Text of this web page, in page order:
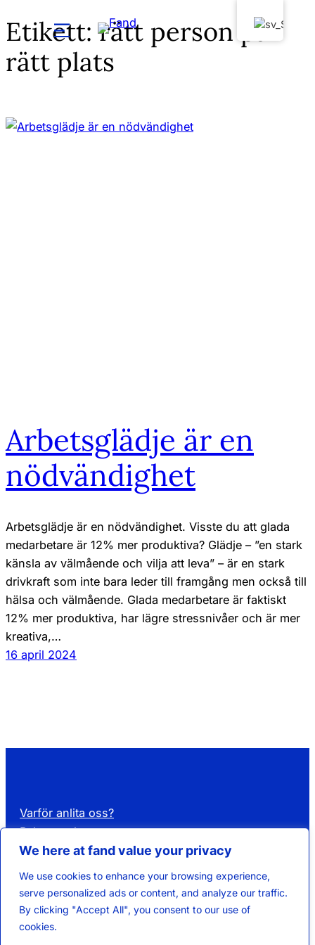
We here at fand value your privacy
We use cookies to enhance your browsing experience,
serve personalized ads or content, and analyze our traffic.
By clicking "Accept All", you consent to our use of
cookies.
Hoppa
till
innehåll
Etikett:rätt person på
rätt plats
Arbetsglädje är en
nödvändighet
Arbetsglädje är en nödvändighet. Visste du att glada
medarbetare är 12% mer produktiva? Glädje – ”en stark
känsla av välmående och vilja att leva” – är en stark
drivkraft som inte bara leder till framgång men också till
hälsa och välmående. Glada medarbetare är faktiskt
12% mer produktiva, har lägre stressnivåer och är mer
kreativa,…
16 april 2024
Varför anlita oss?
Rekrytera kompetens
Hyr kompetens
Kontakta oss
Om Fand